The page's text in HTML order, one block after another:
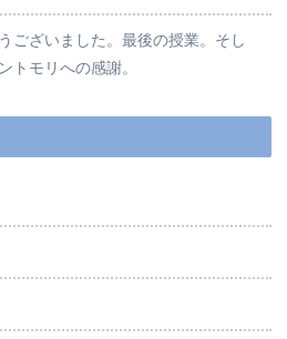
ございました。最後の授業。そし
トモリへの感謝。